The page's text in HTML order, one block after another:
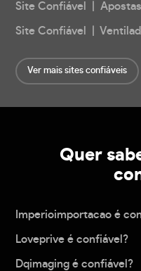
Site Confiável | Apostas
Site Confiável |
Ver mais sites confiáveis
Quer
Imperioimportacao é
Loveprive é confiável?
Dqimaging é confiável?